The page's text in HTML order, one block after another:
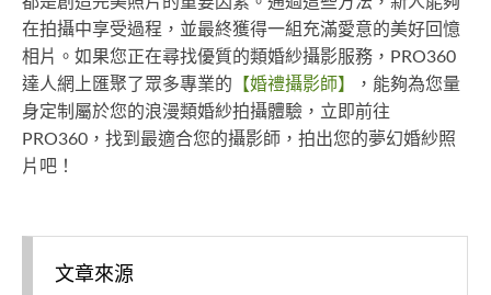
在拍攝中享受過程，並最終獲得一組充滿愛意的美好回憶
相片。如果您正在尋找優質的類婚紗攝影服務，PRO360
達人網上匯聚了眾多專業的 【婚禮攝影師】
，能夠為您量
身定制屬於您的浪漫類婚紗拍攝體驗，立即前往
PRO360，找到最適合您的攝影師，拍出您的夢幻婚紗照
片吧！
文章來源